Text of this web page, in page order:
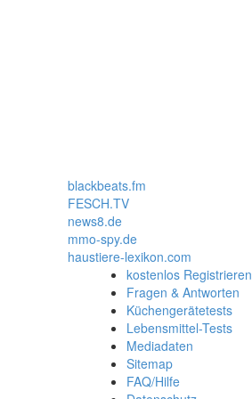
blackbeats.fm
FESCH.TV
news8.de
mmo-spy.de
haustiere-lexikon.com
kostenlos Registrieren
Fragen & Antworten
Küchengerätetests
Lebensmittel-Tests
Mediadaten
Sitemap
FAQ/Hilfe